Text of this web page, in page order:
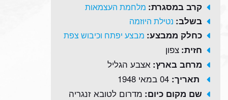
קרב במסגרת: מלחמת העצמאות
בשלב: נטילת היוזמה
כחלק ממבצע: מבצע יפתח וכיבוש צפת
חזית: צפון
מרחב בארץ: אצבע הגליל
תאריך: 04 במאי 1948
שם מקום כיום: מדרום לטובא זנגריה